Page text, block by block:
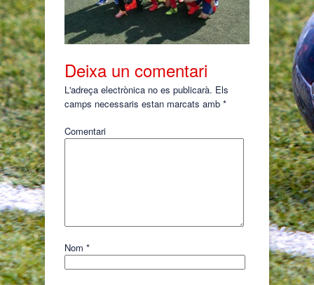
Deixa un comentari
L'adreça electrònica no es publicarà. Els
camps necessaris estan marcats amb *
Comentari
Nom *